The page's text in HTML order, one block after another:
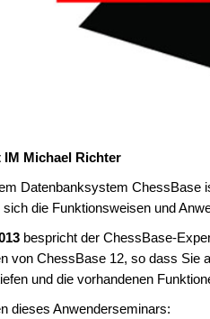
IM Michael Richter
Datenbanksystem ChessBase
die Funktionsweisen und
bespricht der ChessBase-
von ChessBase 12, so dass Sie
und die vorhandenen
dieses Anwenderseminars: